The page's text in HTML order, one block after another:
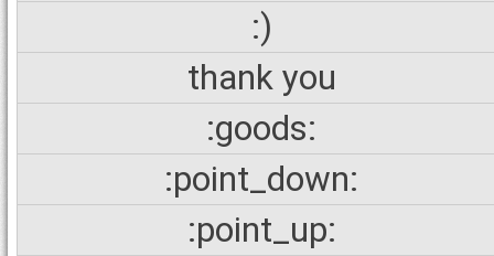
:)
thank you
:goods:
:point_down:
:point_up: